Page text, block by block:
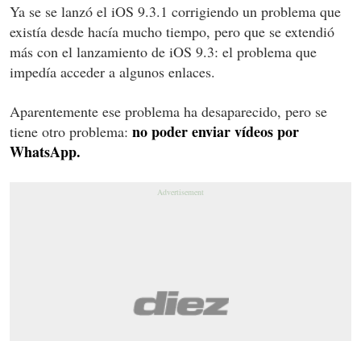
Ya se se lanzó el iOS 9.3.1 corrigiendo un problema que
existía desde hacía mucho tiempo, pero que se extendió
más con el lanzamiento de iOS 9.3: el problema que
impedía acceder a algunos enlaces.
Aparentemente ese problema ha desaparecido, pero se
tiene otro problema: no poder enviar vídeos por
WhatsApp.